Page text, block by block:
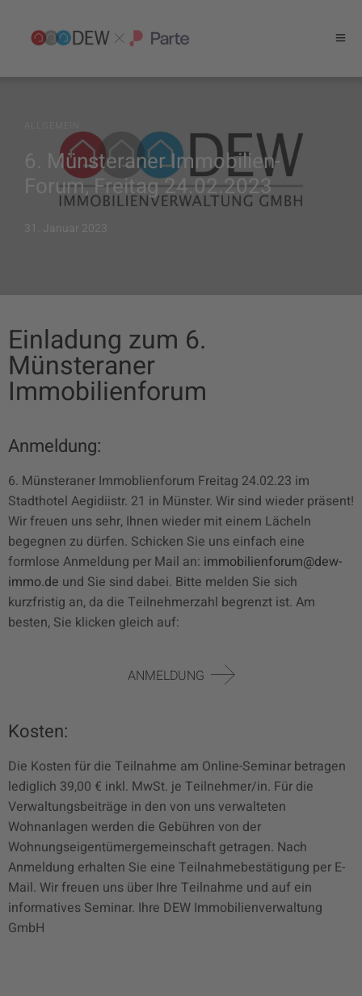
6. Münsteraner Immobilien-
Forum, Freitag 24.02.2023
Einladung zum 6.
Münsteraner
Immobilienforum
Anmeldung:
6. Münsteraner Immoblienforum Freitag 24.02.23 im
Stadthotel Aegidiistr. 21 in Münster. Wir sind wieder präsent!
Wir freuen uns sehr, Ihnen wieder mit einem Lächeln
begegnen zu dürfen. Schicken Sie uns einfach eine
formlose Anmeldung per Mail an: immobilienforum@dew-
immo.de und Sie sind dabei. Bitte melden Sie sich
kurzfristig an, da die Teilnehmerzahl begrenzt ist. Am
besten, Sie klicken gleich auf:
ANMELDUNG
Kosten:
Die Kosten für die Teilnahme am Online-Seminar betragen
lediglich 39,00 € inkl. MwSt. je Teilnehmer/in. Für die
Verwaltungsbeiträge in den von uns verwalteten
Wohnanlagen werden die Gebühren von der
Wohnungseigentümergemeinschaft getragen. Nach
Anmeldung erhalten Sie eine Teilnahmebestätigung per E-
Mail. Wir freuen uns über Ihre Teilnahme und auf ein
informatives Seminar. Ihre DEW Immobilienverwaltung
GmbH